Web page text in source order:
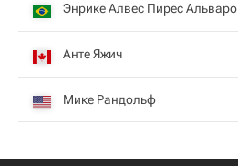
Энрике Алвес Пирес Альваро
Анте Яжич
Мике Рандольф